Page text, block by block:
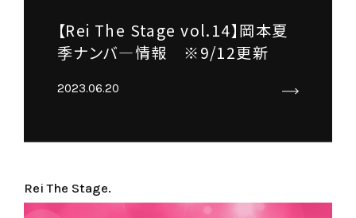
【Rei The Stage vol.14】岡本夏
季ナンバ―情報 ※9/12更新
2023.06.20
Rei The Stage.